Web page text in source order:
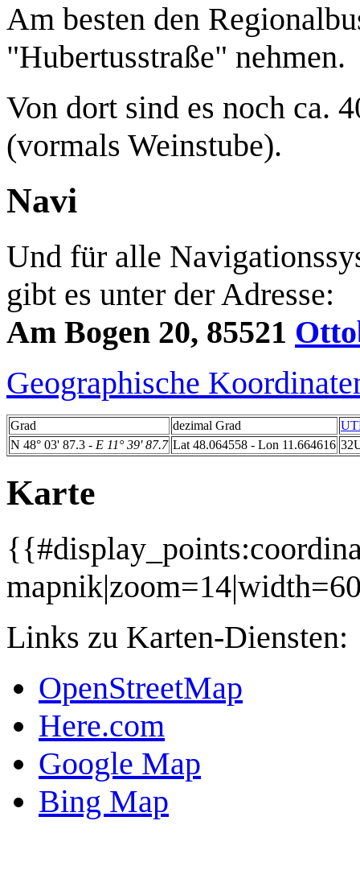
Am besten den
"Hubertusstraße" nehmen.
Von dort sind es noch ca.
(vormals Weinstube).
Navi
Und für alle
gibt es unter der Adresse:
Am Bogen 20, 85521
Geographische
Grad dezimal Grad
N 48° 03' 87.3 - E 11° 39' 87.7 Lat 48.064558 - Lon 11.664616
Karte
Links zu Karten-Diensten:
OpenStreetMap
Here.com
Google Map
Bing Map